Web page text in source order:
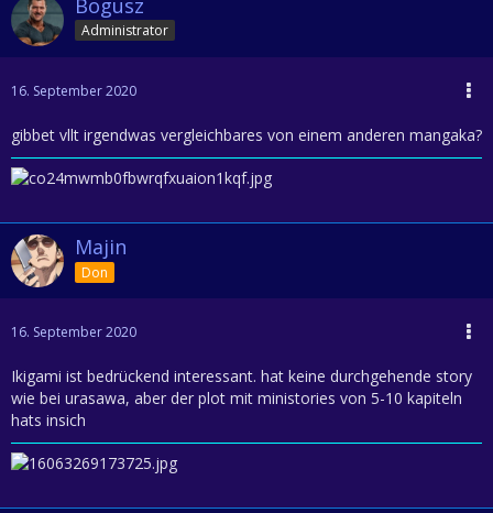
Administrator
16. September 2020
gibbet vllt irgendwas vergleichbares von einem anderen mangaka?
Majin
Don
16. September 2020
Ikigami ist bedrückend interessant. hat keine durchgehende story
wie bei urasawa, aber der plot mit ministories von 5-10 kapiteln
hats insich